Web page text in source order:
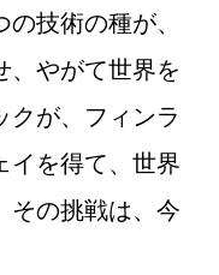
技術の種が、
、やがて世界を
が、フィンラ
イを得て、世界
その挑戦は、今